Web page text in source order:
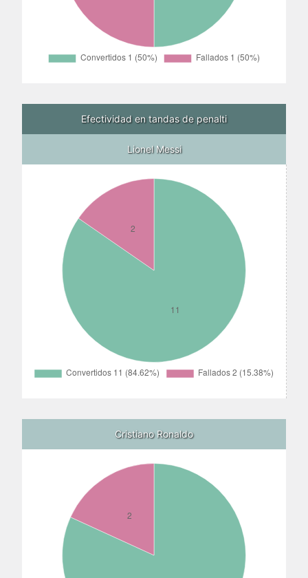
Efectividad en tandas de penalti
Lionel Messi
Cristiano Ronaldo